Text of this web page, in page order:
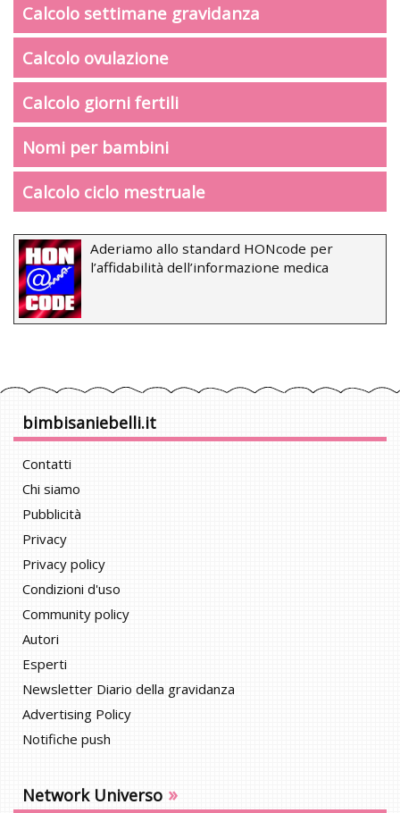
Calcolo settimane gravidanza
Calcolo ovulazione
Calcolo giorni fertili
Nomi per bambini
Calcolo ciclo mestruale
Aderiamo allo standard HONcode per
l’affidabilità dell’informazione medica
bimbisaniebelli.it
Contatti
Chi siamo
Pubblicità
Privacy
Privacy policy
Condizioni d'uso
Community policy
Autori
Esperti
Newsletter Diario della gravidanza
Advertising Policy
Notifiche push
Network Universo »